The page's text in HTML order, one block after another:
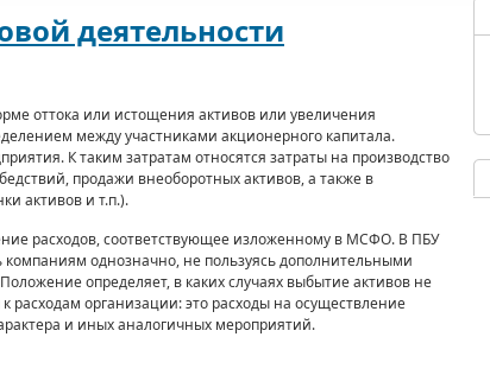
деятельности
оттока или истощения активов или увеличения
между участниками акционерного капитала.
К таким затратам относятся затраты на производство
продажи внеоборотных активов, а также в
активов и т.п.).
расходов, соответствую­щее изложенному в МСФО. В ПБУ
однозначно, не пользуясь дополнительными
определяет, в каких случаях выбы­тие активов не
организа­ции: это расходы на осуществление
и иных аналогичных мероприятий.